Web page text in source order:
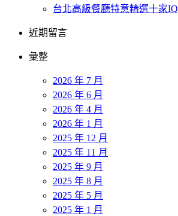
台北高級餐廳特意精選十家
近期留言
彙整
2026 年 7 月
2026 年 6 月
2026 年 4 月
2026 年 1 月
2025 年 12 月
2025 年 11 月
2025 年 9 月
2025 年 8 月
2025 年 5 月
2025 年 1 月